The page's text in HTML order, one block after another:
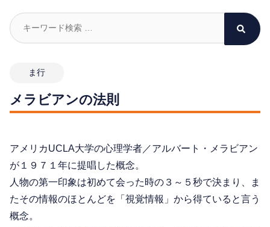
ま行
メラビアンの法則
アメリカUCLA大学の心理学者／アルバート・メラビアン
が１９７１年に提唱した概念。
人物の第一印象は初めて会った時の３～５秒で決まり、ま
たその情報のほとんどを「視覚情報」から得ていると言う
概念。